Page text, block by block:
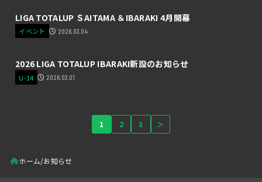
LIGA TOTALUP ＳAITAMA ＆IBARAKI 4月開幕
イベント 2026.03.04
2026 LIGA TOTALUP IBARAKI新設のお知らせ
U-14 2026.03.01
1 2 3 ＞
ホーム お知らせ